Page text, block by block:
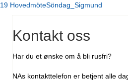
19 HovedmöteSöndag_Sigmund
Kontakt oss
Har du et ønske om å bli rusfri?
NAs kontakttelefon er betjent alle